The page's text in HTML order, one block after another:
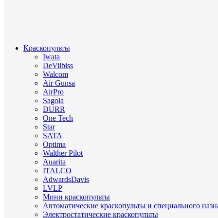
Краскопульты
Iwata
DeVilbiss
Walcom
Air Gunsa
AirPro
Sagola
DURR
One Tech
Star
SATA
Optima
Walther Pilot
Auarita
ITALCO
AdwardsDavis
LVLP
Мини краскопульты
Автоматические краскопульты и специального
Электростатические краскопульты